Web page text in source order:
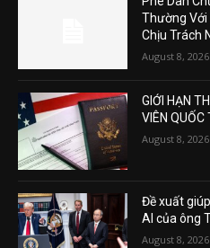
Thường Với
Chịu Trách
August 8, 2026
GIỚI HẠN
VIÊN QUỐC
August 8, 2026
Đề xuất
AI của ông
August 8, 2026